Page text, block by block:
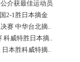
介获最佳运动员
2-1胜日本摘金
赛 中华台北摘..
科威特胜日本摘..
本胜科威特摘..